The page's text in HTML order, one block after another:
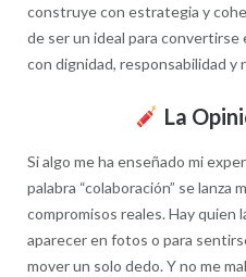
construye con estrategia y
de ser un ideal para convertirse
con dignidad, responsabilidad y
La
Si algo me ha enseñado mi
palabra “colaboración” se lanza
compromisos reales. Hay quien
aparecer en fotos o para
mover un solo dedo. Y no me